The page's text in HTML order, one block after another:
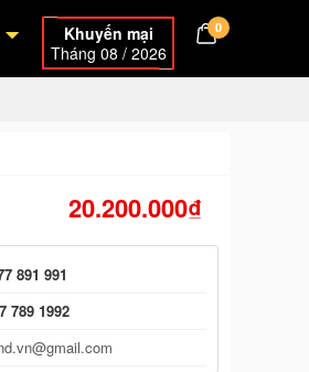
Khuyến mại
Tháng 08 / 2026
0
20.200.000₫
891 991
789 1992